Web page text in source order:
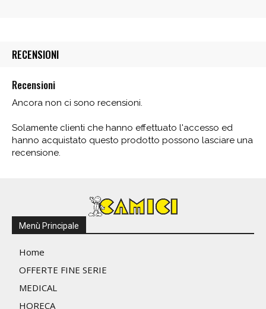
RECENSIONI
Recensioni
Ancora non ci sono recensioni.
Solamente clienti che hanno effettuato l'accesso ed
hanno acquistato questo prodotto possono lasciare una
recensione.
Menù Principale
Home
OFFERTE FINE SERIE
MEDICAL
HORECA